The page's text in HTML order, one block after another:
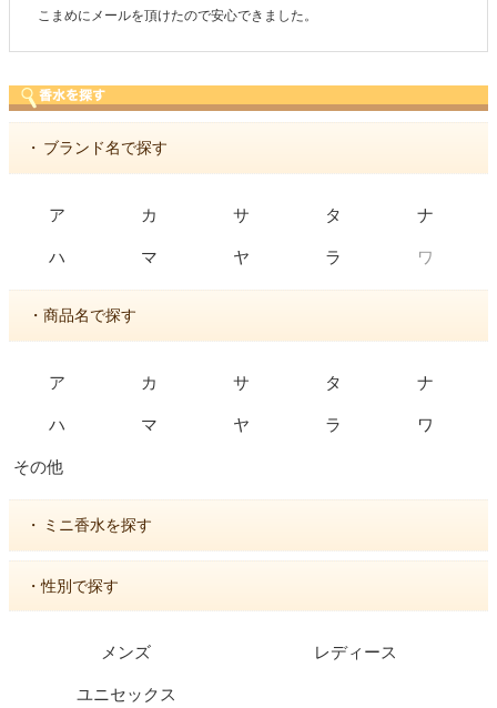
こまめにメールを頂けたので安心できました。
・ ブランド名で探す
ア カ サ タ ナ
ハ マ ヤ ラ ワ
・商品名で探す
ア カ サ タ ナ
ハ マ ヤ ラ ワ
その他
・ ミニ香水を探す
・性別で探す
メンズ レディース
ユニセックス